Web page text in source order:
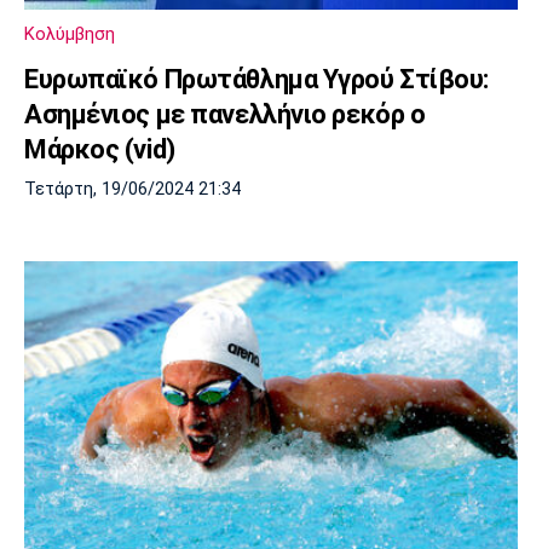
Κολύμβηση
Ευρωπαϊκό Πρωτάθλημα Υγρού Στίβου:
Ασημένιος με πανελλήνιο ρεκόρ ο
Μάρκος (vid)
Τετάρτη, 19/06/2024 21:34